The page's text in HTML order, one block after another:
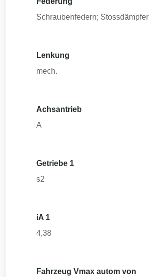
Schraubenfedern; Stossdämpfer
Lenkung
mech.
Achsantrieb
A
Getriebe 1
s2
iA 1
4,38
Fahrzeug Vmax autom von